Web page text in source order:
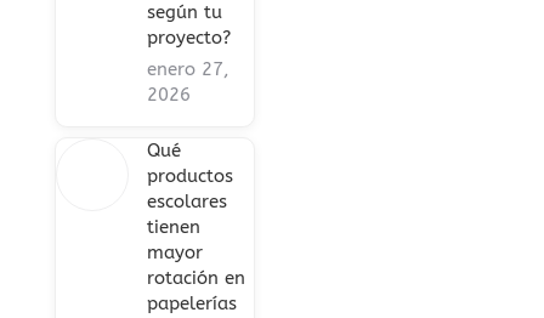
según tu
proyecto?
enero 27,
2026
Qué
productos
escolares
tienen
mayor
rotación en
papelerías